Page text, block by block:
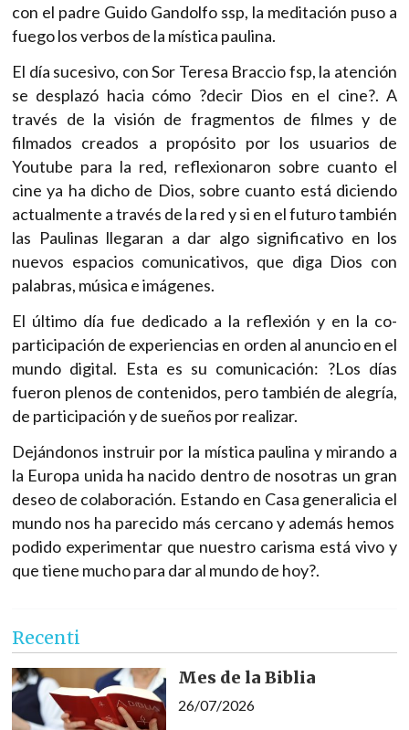
con el padre Guido Gandolfo ssp, la meditación puso a
fuego los verbos de la mística paulina.
El día sucesivo, con Sor Teresa Braccio fsp, la atención
se desplazó hacia cómo ?decir Dios en el cine?. A
través de la visión de fragmentos de filmes y de
filmados creados a propósito por los usuarios de
Youtube para la red, reflexionaron sobre cuanto el
cine ya ha dicho de Dios, sobre cuanto está diciendo
actualmente a través de la red y si en el futuro también
las Paulinas llegaran a dar algo significativo en los
nuevos espacios comunicativos, que diga Dios con
palabras, música e imágenes.
El último día fue dedicado a la reflexión y en la co-
participación de experiencias en orden al anuncio en el
mundo digital. Esta es su comunicación: ?Los días
fueron plenos de contenidos, pero también de alegría,
de participación y de sueños por realizar.
Dejándonos instruir por la mística paulina y mirando a
la Europa unida ha nacido dentro de nosotras un gran
deseo de colaboración. Estando en Casa generalicia el
mundo nos ha parecido más cercano y además hemos
podido experimentar que nuestro carisma está vivo y
que tiene mucho para dar al mundo de hoy?.
Recenti
Mes de la Biblia
26/07/2026